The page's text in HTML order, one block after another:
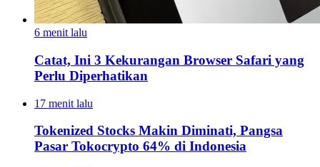
6 menit lalu
Catat, Ini 3 Kekurangan Browser Safari yang
Perlu Diperhatikan
17 menit lalu
Tokenized Stocks Makin Diminati, Pangsa
Pasar Tokocrypto 64% di Indonesia